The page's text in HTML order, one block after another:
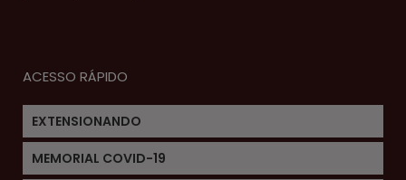
ACESSO RÁPIDO
EXTENSIONANDO
MEMORIAL COVID-19